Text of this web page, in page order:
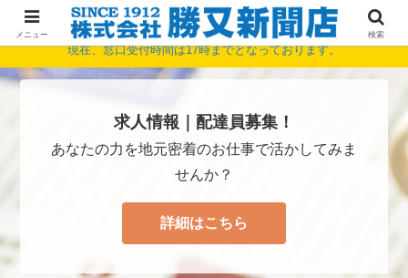
静岡県御殿場市・小山町の新聞販売店｜各種新聞を戸別配達いたします。
現在、窓口受付時間は17時までとなっております。
求人情報｜配達員募集！
あなたの力を地元密着のお仕事で活かしてみま
せんか？
詳細はこちら
メニュー 検索